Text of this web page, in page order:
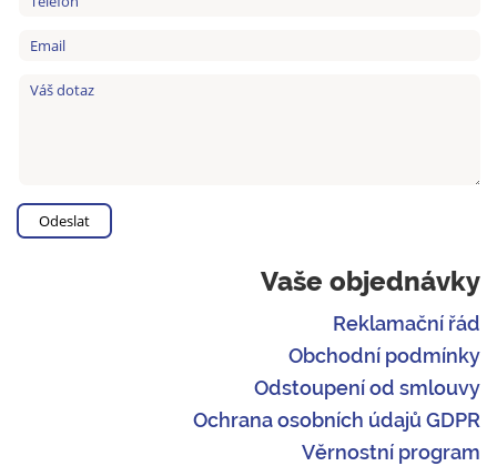
Vaše objednávky
Reklamační řád
Obchodní podmínky
Odstoupení od smlouvy
Ochrana osobních údajů GDPR
Věrnostní program